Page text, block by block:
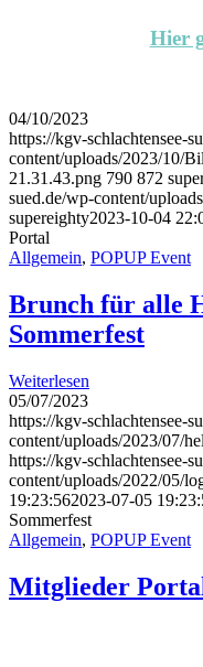
Hier
04/10/2023
https://kgv-schlachtensee-
content/uploads/2023/10/
21.31.43.png 790 872
sued.de/wp-content/
supereighty2023-10-04
Portal
Allgemein, POPUP Event
Brunch für alle
Sommerfest
Weiterlesen
05/07/2023
https://kgv-schlachtensee-
content/uploads/2023/07/
https://kgv-schlachtensee-
content/uploads/2022/05/
19:23:562023-07-05
Sommerfest
Allgemein, POPUP Event
Mitglieder